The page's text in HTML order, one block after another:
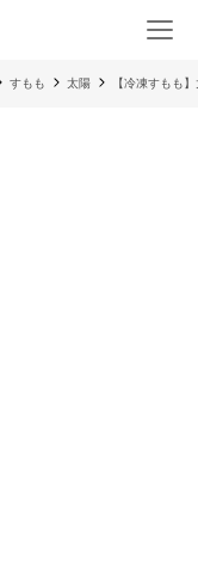
すもも 太陽 【冷凍すもも